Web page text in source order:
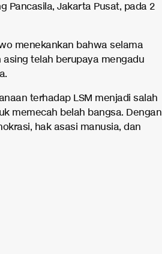
Pancasila, Jakarta Pusat, pada 2
menekankan bahwa selama
telah berupaya mengadu
terhadap LSM menjadi salah
memecah belah bangsa. Dengan
hak asasi manusia, dan